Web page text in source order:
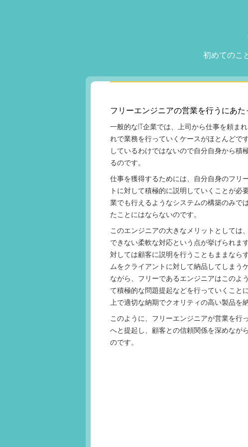
初めてのこ
フリーエンジニアの営業を行うにあた
一般的なIT企業では、上司から仕事を頼ま
れで業務を行っていくケースがほとんどで
しているわけではないので自分自身から積
るのです。
仕事を獲得するためには、自分自身のフリ
トに対して積極的に説明していくことが必
業でも行えるようなシステムの構築のみで
たことにはならないのです。
このエンジニアの大きなメリットとしては
できない柔軟な対応という点が挙げられま
対しては顧客に説明を行うこともままなら
ムをクライアントに対して納品してしまう
ながら、フリーであるエンジニアはこのよ
て積極的な問題提起などを行っていくこと
上で適切な納期でクオリティの高い製品を
このように、フリーエンジニアが営業を行
へと提起し、顧客との信頼関係を深めなが
のです。